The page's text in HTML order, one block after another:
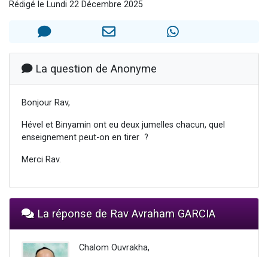
Il reste 49 places pour étudier en groupe sur Zoom
2 nouvelles musiques dans Torah-Box Music
6 personnes viennent de nous rejoindre sur WhatsApp
Rédigé le Lundi 22 Décembre 2025
La question de Anonyme
Bonjour Rav,
Hével et Binyamin ont eu deux jumelles chacun, quel
enseignement peut-on en tirer ?
Merci Rav.
La réponse de Rav Avraham GARCIA
Chalom Ouvrakha,